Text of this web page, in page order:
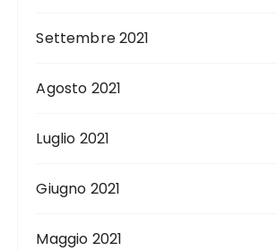
Settembre 2021
Agosto 2021
Luglio 2021
Giugno 2021
Maggio 2021